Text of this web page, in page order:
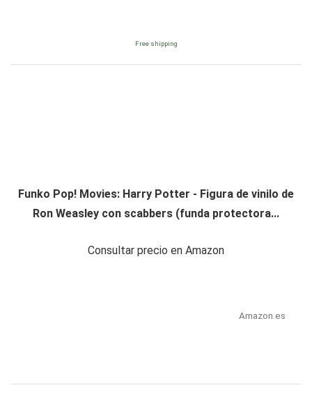
Free shipping
Funko Pop! Movies: Harry Potter - Figura de vinilo de
Ron Weasley con scabbers (funda protectora...
Consultar precio en Amazon
Amazon.es